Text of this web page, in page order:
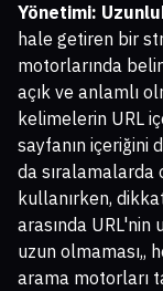
Yönetimi:
hale getiren bir
motorlarında
açık ve anlamlı
kelimelerin URL
sayfanın içeriğini
da sıralamalarda
kullanırken,
arasında
uzun olmaması,,
arama motorları